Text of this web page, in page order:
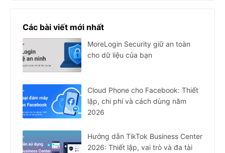
Các bài viết mới nhất
MoreLogin Security giữ an toàn
cho dữ liệu của bạn
Cloud Phone cho Facebook: Thiết
lập, chi phí và cách dùng năm
2026
Hướng dẫn TikTok Business Center
2026: Thiết lập, vai trò và đa tài